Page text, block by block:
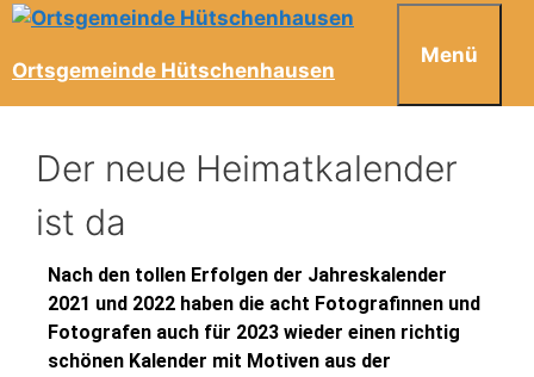
Ortsgemeinde Hütschenhausen
Menü
Der neue Heimatkalender
ist da
Nach den tollen Erfolgen der Jahreskalender
2021 und 2022 haben die acht Fotografinnen und
Fotografen auch für 2023 wieder einen richtig
schönen Kalender mit Motiven aus der